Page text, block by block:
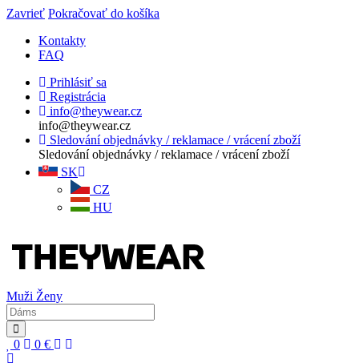
Zavrieť Pokračovať do košíka
Kontakty
FAQ
Prihlásiť sa
Registrácia
info@theywear.cz
info@theywear.cz
Sledování objednávky / reklamace / vrácení zboží
Sledování objednávky / reklamace / vrácení zboží
SK
CZ
HU
Muži Ženy
0 0 €